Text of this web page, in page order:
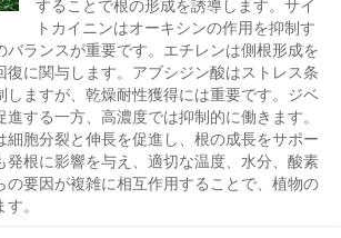
することで根の形成を誘導します。サイ
トカイニンはオーキシンの作用を抑制す
バランスが重要です。エチレンは側根形成を
復に関与します。アブシジン酸はストレス条
しますが、乾燥耐性獲得には重要です。ジベ
進する一方、高濃度では抑制的に働きます。
細胞分裂と伸長を促進し、根の成長をサポー
発根に影響を与え、適切な温度、水分、酸素
の要因が複雑に相互作用することで、植物の
。